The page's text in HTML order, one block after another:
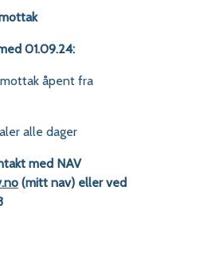
01.09.24:
åpent fra
alle dager
med NAV
(mitt nav) eller ved